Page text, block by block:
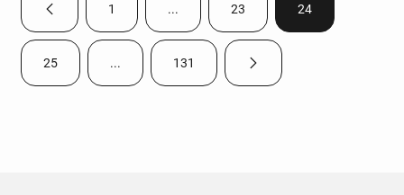
Página anteriorPágina
1 ...Páginas intermedias Use TAB para
Página
23 Página
24
Página
25 ...Páginas intermedias Use TAB para desplazarse.
Página
131 Página siguiente